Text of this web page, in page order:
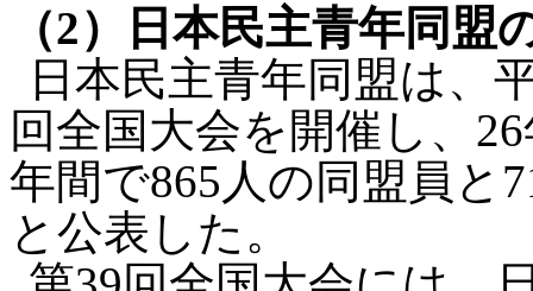
（2）日本民主青年同盟
日本民主青年同盟は、
回全国大会を開催し、
年間で865人の同盟員と
と公表した。